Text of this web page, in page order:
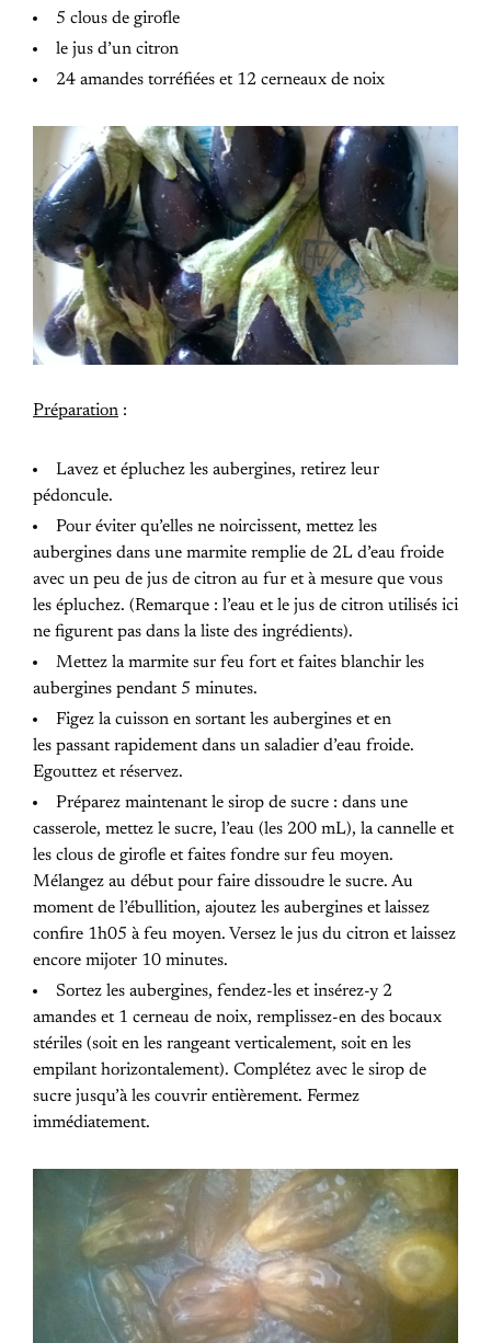
5 clous de girofle
le jus d’un citron
24 amandes torréfiées et 12 cerneaux de noix
Préparation :
Lavez et épluchez les aubergines, retirez leur
pédoncule.
Pour éviter qu’elles ne noircissent, mettez les
aubergines dans une marmite remplie de 2L d’eau froide
avec un peu de jus de citron au fur et à mesure que vous
les épluchez. (Remarque : l’eau et le jus de citron utilisés ici
ne figurent pas dans la liste des ingrédients).
Mettez la marmite sur feu fort et faites blanchir les
aubergines pendant 5 minutes.
Figez la cuisson en sortant les aubergines et en
les passant rapidement dans un saladier d’eau froide.
Egouttez et réservez.
Préparez maintenant le sirop de sucre : dans une
casserole, mettez le sucre, l’eau (les 200 mL), la cannelle et
les clous de girofle et faites fondre sur feu moyen.
Mélangez au début pour faire dissoudre le sucre. Au
moment de l’ébullition, ajoutez les aubergines et laissez
confire 1h05 à feu moyen. Versez le jus du citron et laissez
encore mijoter 10 minutes.
Sortez les aubergines, fendez-les et insérez-y 2
amandes et 1 cerneau de noix, remplissez-en des bocaux
stériles (soit en les rangeant verticalement, soit en les
empilant horizontalement). Complétez avec le sirop de
sucre jusqu’à les couvrir entièrement. Fermez
immédiatement.